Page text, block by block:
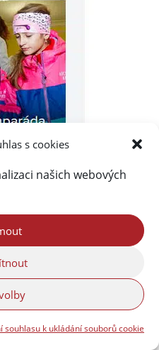
s cookies
našich webových
souhlasu k ukládání souborů cookie